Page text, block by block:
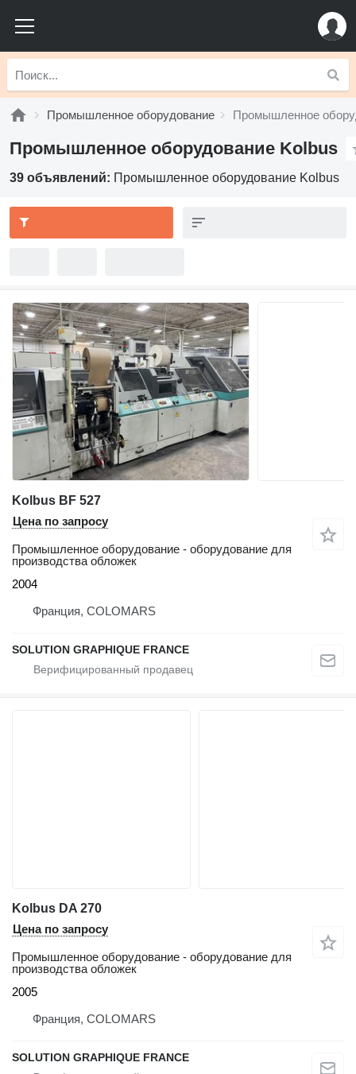
Промышленное оборудование Промышленное
Промышленное оборудование Kolbus
39 объявлений: Промышленное оборудование Kolbus
Kolbus BF 527
Цена по запросу
Промышленное оборудование - оборудование для
производства обложек
2004
Франция, COLOMARS
SOLUTION GRAPHIQUE FRANCE
Kolbus DA 270
Цена по запросу
Промышленное оборудование - оборудование для
производства обложек
2005
Франция, COLOMARS
SOLUTION GRAPHIQUE FRANCE